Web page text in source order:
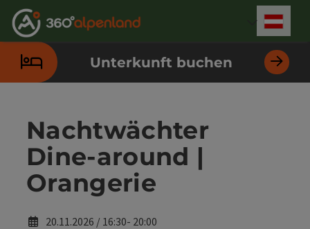
Zum Inhalt
Zur Navigation
Zum Seitenanfang
Zur Kontaktseite
Zur Suche
Zum Impressum
Zu den Hinweisen zur Bedienung der Website
Zur Startseite
Unterkunft buchen
Nachtwächter
Dine-around |
Orangerie
20.11.2026 / 16:30- 20:00